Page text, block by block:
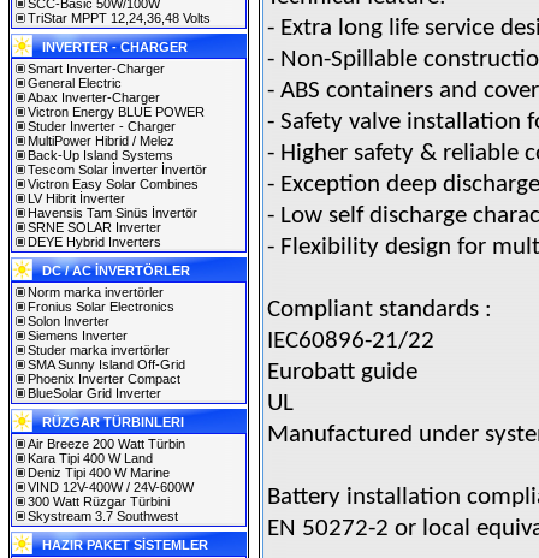
SCC-Basic 50W/100W
TriStar MPPT 12,24,36,48 Volts
INVERTER - CHARGER
Smart Inverter-Charger
General Electric
Abax Inverter-Charger
Victron Energy BLUE POWER
Studer Inverter - Charger
MultiPower Hibrid / Melez
Back-Up Island Systems
Tescom Solar İnverter İnvertör
Victron Easy Solar Combines
LV Hibrit İnverter
Havensis Tam Sinüs İnvertör
SRNE SOLAR Inverter
DEYE Hybrid Inverters
DC / AC İNVERTÖRLER
Norm marka invertörler
Fronius Solar Electronics
Solon Inverter
Siemens Inverter
Studer marka invertörler
SMA Sunny Island Off-Grid
Phoenix Inverter Compact
BlueSolar Grid Inverter
RÜZGAR TÜRBINLERI
Air Breeze 200 Watt Türbin
Kara Tipi 400 W Land
Deniz Tipi 400 W Marine
VIND 12V-400W / 24V-600W
300 Watt Rüzgar Türbini
Skystream 3.7 Southwest
HAZIR PAKET SİSTEMLER
- Extra long life service
- Non-Spillable
- ABS containers and
- Safety valve installation
- Higher safety & reliable
- Exception deep
- Low self discharge
- Flexibility design for
Compliant standards :
IEC60896-21/22
Eurobatt guide
UL
Manufactured under
Battery installation
EN 50272-2 or local